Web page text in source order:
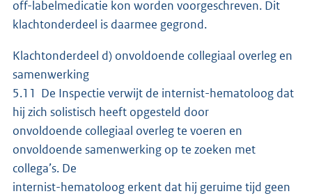
off-labelmedicatie kon worden voorgeschreven. Dit
klachtonderdeel is daarmee gegrond.
Klachtonderdeel d) onvoldoende collegiaal overleg en
samenwerking
5.11 De Inspectie verwijt de internist-hematoloog dat
hij zich solistisch heeft opgesteld door
onvoldoende collegiaal overleg te voeren en
onvoldoende samenwerking op te zoeken met
collega’s. De
internist-hematoloog erkent dat hij geruime tijd geen